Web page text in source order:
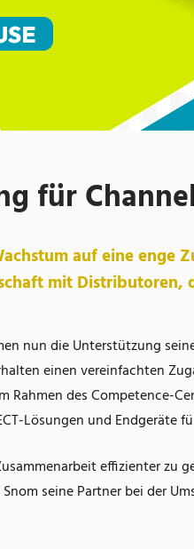
für
auf eine enge
mit Distributoren,
nun die Unterstützung
einen vereinfachten
des Competence-
Lösungen und Endgeräte
effizienter zu
seine Partner bei der